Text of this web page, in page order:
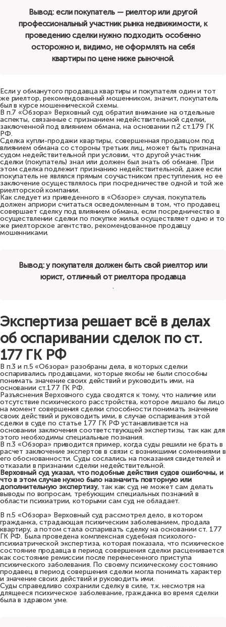
Вывод: если покупатель — риелтор или другой
профессиональный участник рынка недвижимости, к
проведению сделки нужно подходить особенно
осторожно и, видимо, не оформлять на себя
квартиры по цене ниже рыночной.
Если у обманутого продавца квартиры и покупателя один и тот
же риелтор, рекомендованный мошенником, значит, покупатель
был в курсе мошеннической схемы.
В п.7 «Обзора» Верховный суд обратил внимание на отдельные
аспекты, связанные с признанием недействительной сделки,
заключенной под влиянием обмана, на основании п.2 ст.179 ГК
РФ.
Сделка купли-продажи квартиры, совершенная продавцом под
влиянием обмана со стороны третьих лиц, может быть признана
судом недействительной при условии, что другой участник
сделки (покупатель) знал или должен был знать об обмане. При
этом сделка подлежит признанию недействительной, даже если
покупатель не являлся прямым соучастником преступления, но ее
заключение осуществлялось при посредничестве одной и той же
риелторской компании.
Как следует из приведенного в «Обзоре» случая, покупатель
должен априори считаться осведомленным в том, что продавец
совершает сделку под влиянием обмана, если посредничество в
осуществлении сделки по покупке жилья осуществляет одно и то
же риелторское агентство, рекомендованное продавцу
мошенниками.
Вывод: у покупателя должен быть свой риелтор или
юрист, отличный от риелтора продавца
.
Экспертиза решает всё в делах
об оспаривании сделок по ст.
177 ГК РФ
В п.3 и п.5 «Обзора» разобраны дела, в которых сделки
оспаривались продавцами, которые якобы не были способны
понимать значение своих действий и руководить ими, на
основании ст.177 ГК РФ.
Разъяснения Верховного суда сводятся к тому, что наличие или
отсутствие психического расстройства, которое лишало бы лицо
на момент совершения сделки способности понимать значение
своих действий и руководить ими, в случае оспаривания этой
сделки в суде по статье 177 ГК РФ устанавливается на
основании заключения соответствующей экспертизы, так как для
этого необходимы специальные познания.
В п.3 «Обзора» приводится пример, когда суды решили не брать в
расчет заключение экспертов в связи с возникшими сомнениями в
его обоснованности. Суды сослались на показания свидетелей и
отказали в признании сделки недействительной.
Верховный суд указал, что подобные действия судов ошибочны, и
что в этом случае нужно было назначить повторную или
дополнительную экспертизу, так как суд не может сам делать
выводы по вопросам, требующим специальных познаний в
области психиатрии, которыми сам суд не обладает.
В п.5 «Обзора» Верховный суд рассмотрел дело, в котором
гражданка, страдающая психическим заболеванием, продала
квартиру, а потом стала оспаривать сделку на основании ст. 177
ГК РФ. Была проведена комплексная судебная психолого-
психиатрической экспертиза, которая показала, что психическое
состояние продавца в период совершения сделки расценивается
как состояние ремиссии после перенесенного приступа
психического заболевания. По своему психическому состоянию
продавец в период совершения сделки могла понимать характер
и значение своих действий и руководить ими.
Суды справедливо сохранили сделку в силе, т.к. несмотря на
длящееся психическое заболевание, гражданка во время сделки
была в здравом уме.